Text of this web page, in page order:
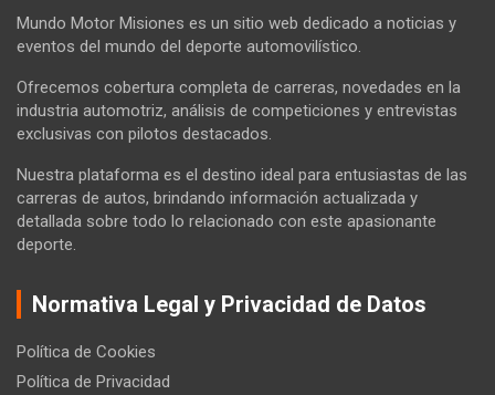
Mundo Motor Misiones es un sitio web dedicado a noticias y
eventos del mundo del deporte automovilístico.
Ofrecemos cobertura completa de carreras, novedades en la
industria automotriz, análisis de competiciones y entrevistas
exclusivas con pilotos destacados.
Nuestra plataforma es el destino ideal para entusiastas de las
carreras de autos, brindando información actualizada y
detallada sobre todo lo relacionado con este apasionante
deporte.
Normativa Legal y Privacidad de Datos
Política de Cookies
Política de Privacidad